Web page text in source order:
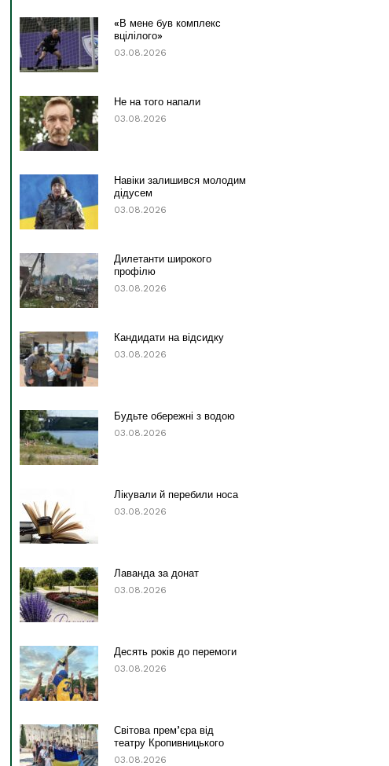
«В мене був комплекс
вцілілого»
03.08.2026
Не на того напали
03.08.2026
Навіки залишився молодим
дідусем
03.08.2026
Дилетанти широкого
профілю
03.08.2026
Кандидати на відсидку
03.08.2026
Будьте обережні з водою
03.08.2026
Лікували й перебили носа
03.08.2026
Лаванда за донат
03.08.2026
Десять років до перемоги
03.08.2026
Світова прем’єра від
театру Кропивницького
03.08.2026